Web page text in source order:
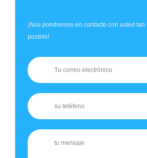
¡Nos pondremos en contacto con usted
posible!